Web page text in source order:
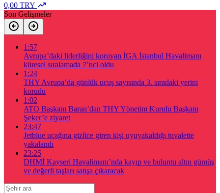
0,00 TRY
Son Gelişmeler
1:57
Avrupa’daki liderliğini koruyan İGA İstanbul Havalimanı
küresel sıralamada 7’nci oldu
1:24
THY Avrupa’da günlük uçuş sayısında 3. sıradaki yerini
korudu
1:02
ATO Başkanı Baran’dan THY Yönetim Kurulu Başkanı
Şeker’e ziyaret
23:47
Jetblue uçağına gizlice giren kişi uyuyakaldığı tuvalette
yakalandı
23:25
DHMİ Kayseri Havalimanı’nda kayıp ve buluntu altın gümüş
ve değerli taşları satışa çıkaracak